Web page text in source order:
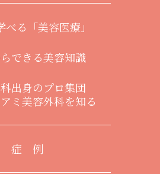
べる「美容医療」
できる美容知識
出身のプロ集団
ミ美容外科を知る
症 例